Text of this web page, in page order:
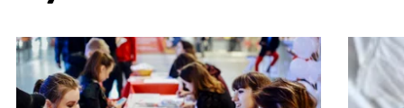
Ta sekcja zawiera treści przewijane w poziomie. Użyj